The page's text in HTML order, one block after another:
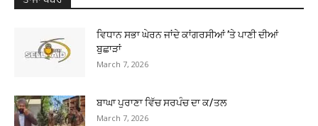
ਵਿਧਾਨ ਸਭਾ ਘੇਰਨ ਜਾਂਦੇ ਕਾਂਗਰਸੀਆਂ ’ਤੇ ਪਾਣੀ ਦੀਆਂ
ਬੁਛਾੜਾਂ
March 7, 2026
ਬਾਘਾ ਪੁਰਾਣਾ ਵਿੱਚ ਸਰਪੰਚ ਦਾ ਕ/ਤਲ
March 7, 2026